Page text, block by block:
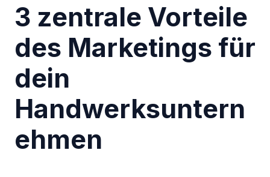
3 zentrale Vorteile
des Marketings für
dein
Handwerksuntern
ehmen